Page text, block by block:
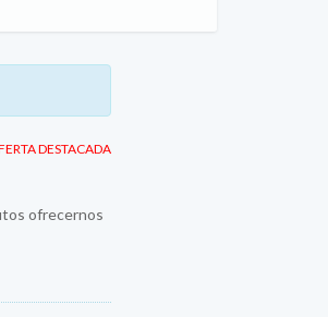
DESTACADA
ofrecernos